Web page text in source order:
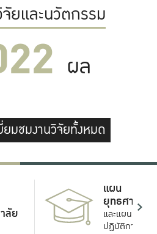
ยและนวัตกรรม
ผล
ยมชมงานวิจัยทั้งหมด
ลัย
แผน
ยุทธศาสตร์
และแผน
ปฏิบัติการ